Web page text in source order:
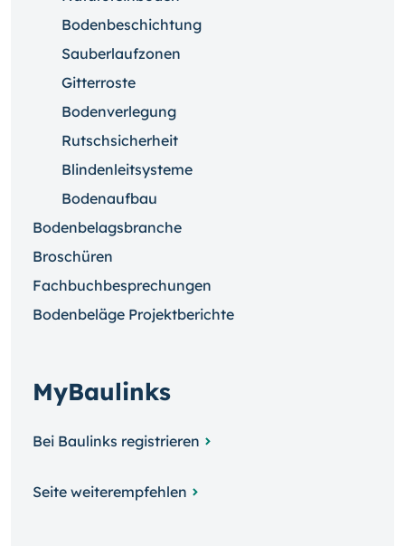
Bodenbeschichtung
Sauberlaufzonen
Gitterroste
Bodenverlegung
Rutschsicherheit
Blindenleitsysteme
Bodenaufbau
Bodenbelagsbranche
Broschüren
Fachbuchbesprechungen
Bodenbeläge Projektberichte
MyBaulinks
Bei Baulinks registrieren
Seite weiterempfehlen